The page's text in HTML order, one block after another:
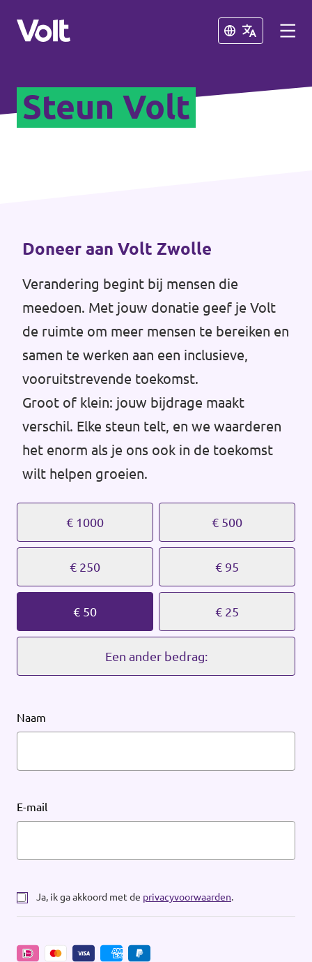
Sluiten
Afdelingen in de gemeenten
Afdelingen in de provincies
Volt Drenthe
Volt Fryslân
Volt Provincie Utrecht
...alle Volt provincies
Sluiten
Mensen
Nieuws
Agenda
Word lid
Doneer
Werken bij Volt
Sprekersaanvraag
Charge - Wetenschappelijk Platform Volt
Steun Volt
Doneer aan Volt Zwolle
Verandering begint bij mensen die
meedoen. Met jouw donatie geef je Volt
de ruimte om meer mensen te bereiken en
samen te werken aan een inclusieve,
vooruitstrevende toekomst.
Groot of klein: jouw bijdrage maakt
verschil. Elke steun telt, en we waarderen
het enorm als je ons ook in de toekomst
wilt helpen groeien.
€ 1000 € 500
€ 250 € 95
€ 50 € 25
Een ander bedrag:
Naam
E-mail
Ja, ik ga akkoord met de privacyvoorwaarden.